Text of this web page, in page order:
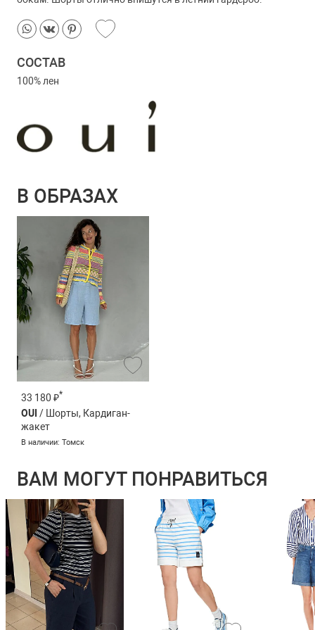
СОСТАВ
100% лен
В ОБРАЗАХ
33 180 ₽*
OUI / Шорты, Кардиган-
жакет
В наличии: Томск
ВАМ МОГУТ ПОНРАВИТЬСЯ